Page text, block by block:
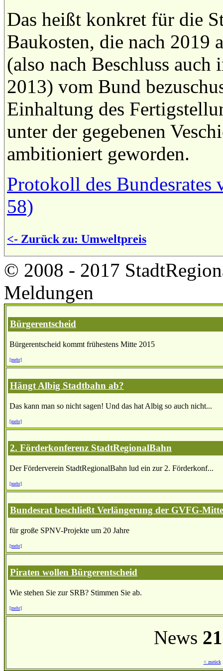
Das heißt konkret für die
Baukosten, die nach 2019
(also nach Beschluss auch
2013) vom Bund
Einhaltung des
unter der gegebenen
ambitioniert geworden.
Protokoll des
58)
<- Zurück zu: Umweltpreis
© 2008 - 2017
Meldungen
Bürgerentscheid
Bürgerentscheid kommt frühestens Mitte 2015
[mehr]
Hängt Albig Stadtbahn ab?
Das kann man so nicht sagen! Und das hat Albig so auch nicht...
[mehr]
2. Förderkonferenz StadtRegionalBahn
Der Förderverein StadtRegionalBahn lud ein zur 2. Förderkonf...
[mehr]
Bundesrat beschließt Verlängerung der GVFG-
für große SPNV-Projekte um 20 Jahre
[mehr]
Piraten wollen Bürgerentscheid
Wie stehen Sie zur SRB? Stimmen Sie ab.
[mehr]
News
< zurück